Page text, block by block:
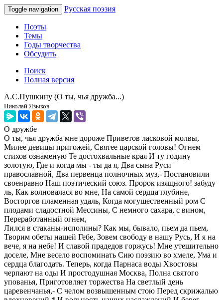
Toggle navigation Русская поэзия
Поэты
Темы
Годы творчества
Обсудить
Поиск
Полная версия
А.С.Пушкину (О ты, чья дружба...)
Николай Языков
О дружбе
О ты, чья дружба мне дороже Приветов ласковой молвы,
Милее девицы пригожей, Святее царской головы! Огнем
стихов ознаменую Те достохвальные края И ту годину
золотую, Где и когда мы - ты да я, Два сына Руси
православной, Два первенца полночных муз,- Постановили
своенравно Наш поэтический союз. Пророк изящного! забуду
ль, Как волновалася во мне, На самой сердца глубине,
Восторгов пламенная удаль, Когда могущественный ром С
плодами сладостной Мессины, С немного сахара, с вином,
Переработанный огнем,
Лился в стаканы-исполины? Как мы, бывало, пьем да пьем,
Творим обеты нашей Гебе, Зовем свободу в нашу Русь, И я на
вече, я на небе! И славой прадедов горжусь! Мне утешительно
доселе, Мне весело воспоминать Сию поэзию во хмеле, Ума и
сердца благодать. Теперь, когда Парнаса воды Хвостовы
черпают на оды И простодушная Москва, Полна святого
упованья, Приготовляет торжества На светлый день
царевенчанья,- С челом возвышенным стою Перед скрижалью